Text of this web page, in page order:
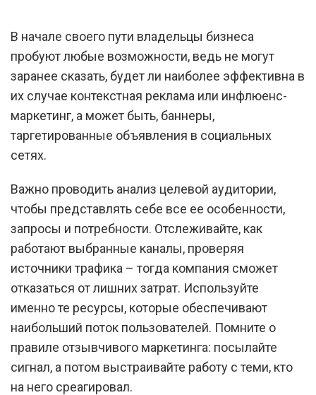
В начале своего пути владельцы бизнеса
пробуют любые возможности, ведь не могут
заранее сказать, будет ли наиболее эффективна в
их случае контекстная реклама или инфлюенс-
маркетинг, а может быть, баннеры,
таргетированные объявления в социальных
сетях.
Важно проводить анализ целевой аудитории,
чтобы представлять себе все ее особенности,
запросы и потребности. Отслеживайте, как
работают выбранные каналы, проверяя
источники трафика – тогда компания сможет
отказаться от лишних затрат. Используйте
именно те ресурсы, которые обеспечивают
наибольший поток пользователей. Помните о
правиле отзывчивого маркетинга: посылайте
сигнал, а потом выстраивайте работу с теми, кто
на него среагировал.